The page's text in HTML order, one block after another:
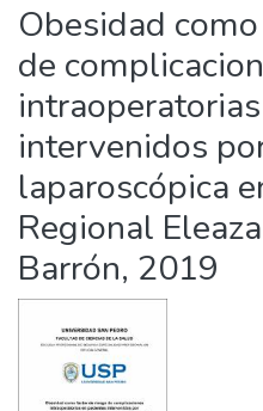
Statistics
Obesidad
de
intervenidos
laparoscópica
Regional
Barrón, 2019